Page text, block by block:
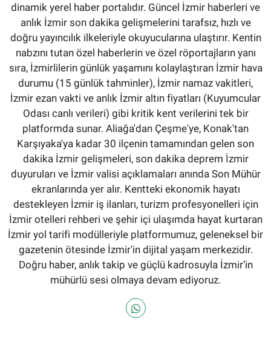
dinamik yerel haber portalıdır. Güncel İzmir haberleri ve
anlık İzmir son dakika gelişmelerini tarafsız, hızlı ve
doğru yayıncılık ilkeleriyle okuyucularına ulaştırır. Kentin
nabzını tutan özel haberlerin ve özel röportajların yanı
sıra, İzmirlilerin günlük yaşamını kolaylaştıran İzmir hava
durumu (15 günlük tahminler), İzmir namaz vakitleri,
İzmir ezan vakti ve anlık İzmir altın fiyatları (Kuyumcular
Odası canlı verileri) gibi kritik kent verilerini tek bir
platformda sunar. Aliağa'dan Çeşme'ye, Konak'tan
Karşıyaka'ya kadar 30 ilçenin tamamından gelen son
dakika İzmir gelişmeleri, son dakika deprem İzmir
duyuruları ve İzmir valisi açıklamaları anında Son Mühür
ekranlarında yer alır. Kentteki ekonomik hayatı
destekleyen İzmir iş ilanları, turizm profesyonelleri için
İzmir otelleri rehberi ve şehir içi ulaşımda hayat kurtaran
İzmir yol tarifi modülleriyle platformumuz, geleneksel bir
gazetenin ötesinde İzmir'in dijital yaşam merkezidir.
Doğru haber, anlık takip ve güçlü kadrosuyla İzmir’in
mühürlü sesi olmaya devam ediyoruz.